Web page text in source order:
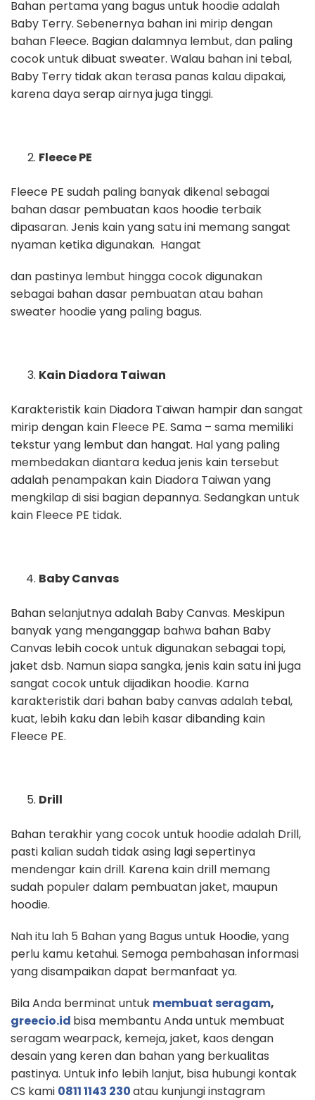
Bahan pertama yang bagus untuk hoodie adalah
Baby Terry. Sebenernya bahan ini mirip dengan
bahan Fleece. Bagian dalamnya lembut, dan paling
cocok untuk dibuat sweater. Walau bahan ini tebal,
Baby Terry tidak akan terasa panas kalau dipakai,
karena daya serap airnya juga tinggi.
Fleece PE
Fleece PE sudah paling banyak dikenal sebagai
bahan dasar pembuatan kaos hoodie terbaik
dipasaran. Jenis kain yang satu ini memang sangat
nyaman ketika digunakan. Hangat
dan pastinya lembut hingga cocok digunakan
sebagai bahan dasar pembuatan atau bahan
sweater hoodie yang paling bagus.
Kain Diadora Taiwan
Karakteristik kain Diadora Taiwan hampir dan sangat
mirip dengan kain Fleece PE. Sama – sama memiliki
tekstur yang lembut dan hangat. Hal yang paling
membedakan diantara kedua jenis kain tersebut
adalah penampakan kain Diadora Taiwan yang
mengkilap di sisi bagian depannya. Sedangkan untuk
kain Fleece PE tidak.
Baby Canvas
Bahan selanjutnya adalah Baby Canvas. Meskipun
banyak yang menganggap bahwa bahan Baby
Canvas lebih cocok untuk digunakan sebagai topi,
jaket dsb. Namun siapa sangka, jenis kain satu ini juga
sangat cocok untuk dijadikan hoodie. Karna
karakteristik dari bahan baby canvas adalah tebal,
kuat, lebih kaku dan lebih kasar dibanding kain
Fleece PE.
Drill
Bahan terakhir yang cocok untuk hoodie adalah Drill,
pasti kalian sudah tidak asing lagi sepertinya
mendengar kain drill. Karena kain drill memang
sudah populer dalam pembuatan jaket, maupun
hoodie.
Nah itu lah 5 Bahan yang Bagus untuk Hoodie, yang
perlu kamu ketahui. Semoga pembahasan informasi
yang disampaikan dapat bermanfaat ya.
Bila Anda berminat untuk membuat seragam,
greecio.id bisa membantu Anda untuk membuat
seragam wearpack, kemeja, jaket, kaos dengan
desain yang keren dan bahan yang berkualitas
pastinya. Untuk info lebih lanjut, bisa hubungi kontak
CS kami 0811 1143 230atau kunjungi instagram